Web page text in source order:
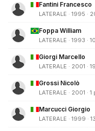
Fantini Francesco
LATERALE · 1995 ·
Foppa William
LATERALE · 1993 ·
Giorgi Marcello
LATERALE · 2001 ·
Grossi Nicolò
LATERALE · 2001 · 1
Marcucci Giorgio
LATERALE · 1999 ·